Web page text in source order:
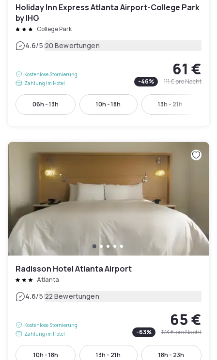
Holiday Inn Express Atlanta Airport-College Park
by IHG
College Park
4.6/5|20 Bewertungen
Kostenlose Stornierung
Zahlung im Hotel
61 €
-46% 111 €pro Nacht
06h - 13h 10h - 18h 13h - 21h
Radisson Hotel Atlanta Airport
Atlanta
4.6/5|22 Bewertungen
Kostenlose Stornierung
Zahlung im Hotel
65 €
-63% 173 €pro Nacht
10h - 18h 13h - 21h 18h - 23h